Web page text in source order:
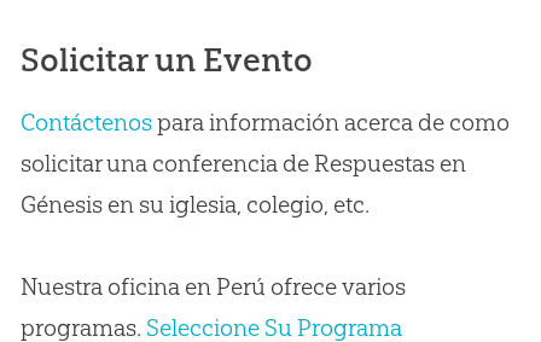
Solicitar un Evento
Contáctenospara información acerca de como
solicitar una conferencia de Respuestas en
Génesis en su iglesia, colegio, etc.
Nuestra oficina en Perú ofrece varios
programas. Seleccione Su Programa